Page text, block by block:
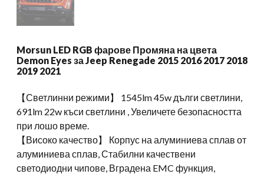
Morsun LED RGB фарове Промяна на цвета
Demon Eyes за Jeep Renegade 2015 2016 2017 2018
2019 2021
【Светлинни режими】 1545lm 45w дълги светлини,
691lm 22w къси светлини , Увеличете безопасността
при лошо време.
【Високо качество】 Корпус на алуминиева сплав от
алуминиева сплав, Стабилни качествени
светодиодни чипове, Вградена EMC функция,